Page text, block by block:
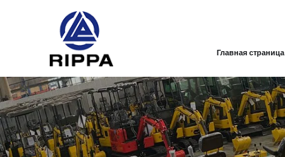
Главная страница